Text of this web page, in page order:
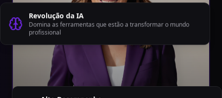
Revolução da IA
Domina as ferramentas que estão a transformar o mundo
profissional